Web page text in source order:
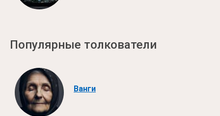
Популярные толкователи
Ванги